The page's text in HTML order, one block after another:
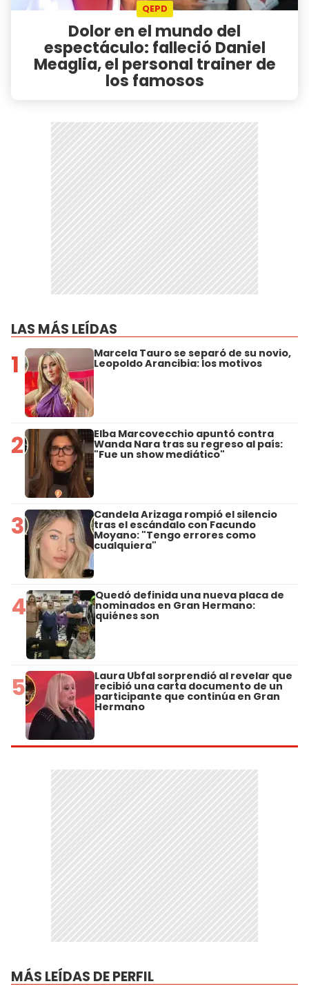
QEPD
Dolor en el mundo del
espectáculo: falleció Daniel
Meaglia, el personal trainer de
los famosos
LAS MÁS LEÍDAS
1 Marcela Tauro se separó de su novio,
Leopoldo Arancibia: los motivos
2 Elba Marcovecchio apuntó contra
Wanda Nara tras su regreso al país:
"Fue un show mediático"
3 Candela Arizaga rompió el silencio
tras el escándalo con Facundo
Moyano: "Tengo errores como
cualquiera"
4 Quedó definida una nueva placa de
nominados en Gran Hermano:
quiénes son
5 Laura Ubfal sorprendió al revelar que
recibió una carta documento de un
participante que continúa en Gran
Hermano
MÁS LEÍDAS DE PERFIL